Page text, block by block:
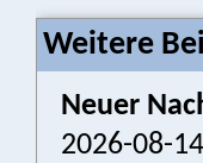
Weitere
Neuer
2026-08-14